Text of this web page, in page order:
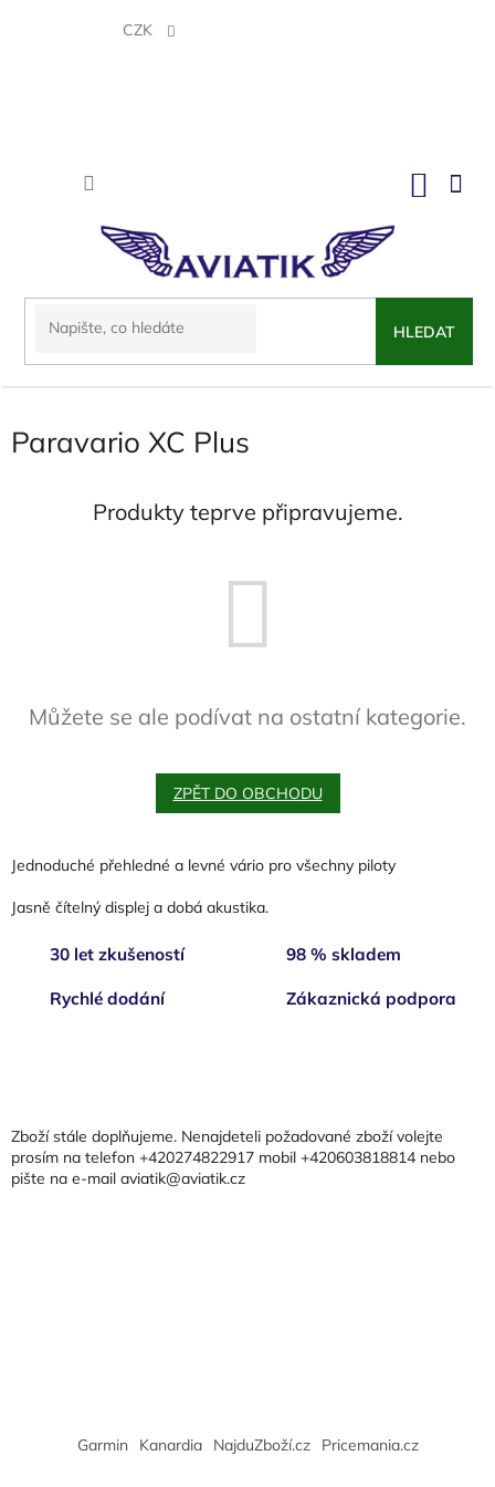
CZK
HLEDAT
Paravario XC Plus
Produkty teprve připravujeme.
Můžete se ale podívat na ostatní kategorie.
ZPĚT DO OBCHODU
Jednoduché přehledné a levné vário pro všechny piloty
Jasně čítelný displej a dobá akustika.
30 let zkušeností 98 % skladem
Rychlé dodání Zákaznická podpora
aZboží stále doplňujeme. Nenajdeteli požadované zboží volejte
prosím na telefon +420274822917 mobil +420603818814 nebo
pište na e-mail aviatik@aviatik.cz
Garmin Kanardia NajduZboží.cz Pricemania.cz